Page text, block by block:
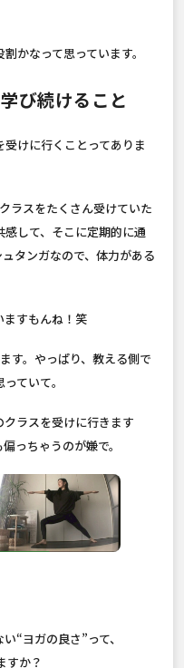
かなって思っています。
び続けること
けに行くことってありま
ラスをたくさん受けていた
して、そこに定期的に通
タンガなので、体力がある
ますもんね！笑
す。やっぱり、教える側で
ていて。
ラスを受けに行きます
っちゃうのが嫌で。
“ヨガの良さ”って、
すか？